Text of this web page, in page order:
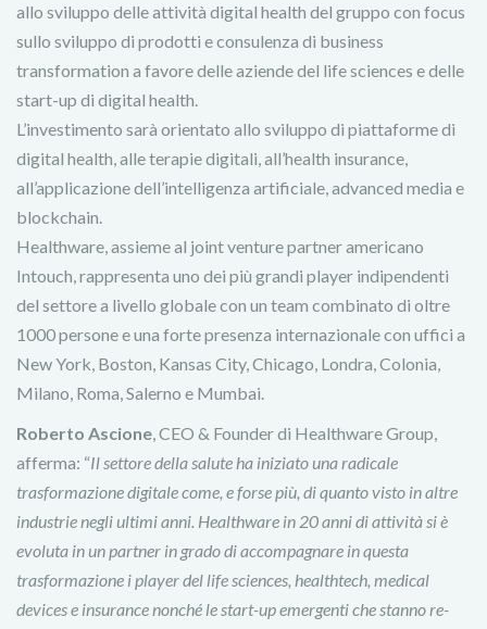
allo sviluppo delle attività digital health del gruppo con focus
sullo sviluppo di prodotti e consulenza di business
transformation a favore delle aziende del life sciences e delle
start-up di digital health.
L’investimento sarà orientato allo sviluppo di piattaforme di
digital health, alle terapie digitali, all’health insurance,
all’applicazione dell’intelligenza artificiale, advanced media e
blockchain.
Healthware, assieme al joint venture partner americano
Intouch, rappresenta uno dei più grandi player indipendenti
del settore a livello globale con un team combinato di oltre
1000 persone e una forte presenza internazionale con uffici a
New York, Boston, Kansas City, Chicago, Londra, Colonia,
Milano, Roma, Salerno e Mumbai.
Roberto Ascione, CEO & Founder di Healthware Group,
afferma: “Il settore della salute ha iniziato una radicale
trasformazione digitale come, e forse più, di quanto visto in altre
industrie negli ultimi anni. Healthware in 20 anni di attività si è
evoluta in un partner in grado di accompagnare in questa
trasformazione i player del life sciences, healthtech, medical
devices e insurance nonché le start-up emergenti che stanno re-